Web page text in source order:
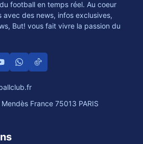
football en temps réel. Au coeur
des news, infos exclusives,
But! vous fait vivre la passion du
France 75013 PARIS